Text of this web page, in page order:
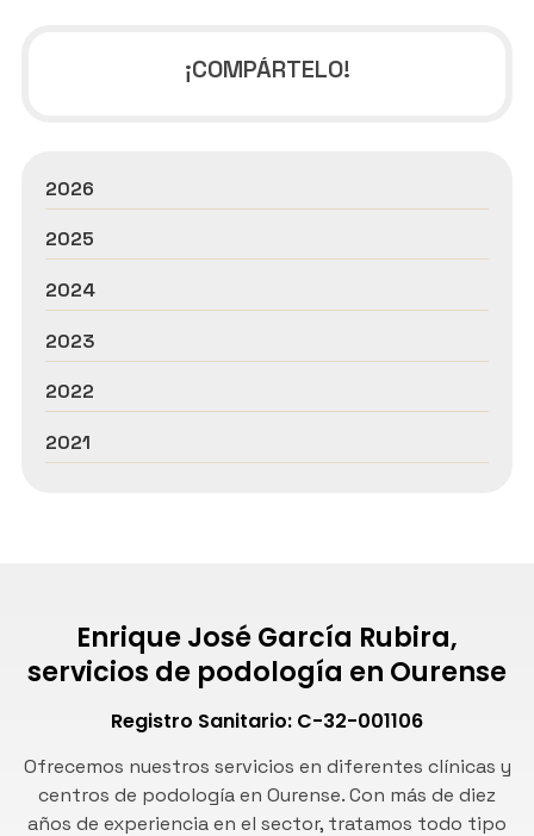
¡COMPÁRTELO!
2026
2025
2024
2023
2022
2021
Enrique José García Rubira,
servicios de podología en Ourense
Registro Sanitario: C-32-001106
Ofrecemos nuestros servicios en diferentes clínicas y
centros de podología en Ourense. Con más de diez
años de experiencia en el sector, tratamos todo tipo